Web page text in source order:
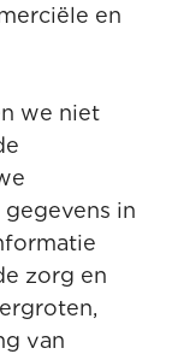
en
we niet
in
zorg en
van